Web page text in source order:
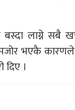
लाग्ने सबै
भएकै
।